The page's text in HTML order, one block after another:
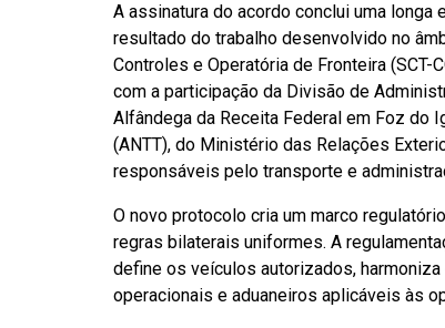
A assinatura do acordo conclui uma
resultado do trabalho desenvolvido no
Controles e Operatória de Fronteira
com a participação da Divisão de
Alfândega da Receita Federal em Foz do
(ANTT), do Ministério das Relações
responsáveis pelo transporte e
O novo protocolo cria um marco
regras bilaterais uniformes. A
define os veículos autorizados,
operacionais e aduaneiros aplicáveis às